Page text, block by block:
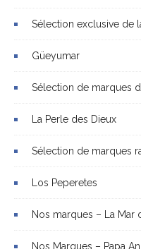
Sélection exclusive de
Güeyumar
Sélection de marques
La Perle des Dieux
Sélection de marques
Los Peperetes
Nos marques – La Mar
Nos Marques – Papa